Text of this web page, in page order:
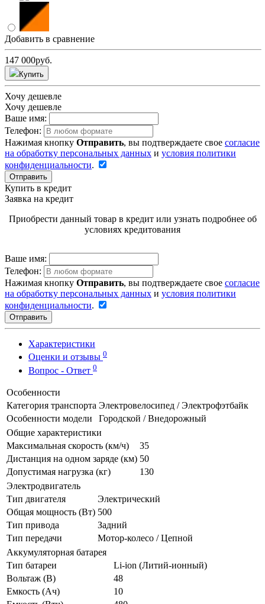
Добавить в сравнение
147 000руб.
Купить
Хочу дешевле
Хочу дешевле
Ваше имя:
Телефон:
Нажимая кнопку Отправить, вы подтверждаете свое согласие
на обработку персональных данных и условия политики
конфиденциальности.
Отправить
Купить в кредит
Заявка на кредит
Приобрести данный товар в кредит или узнать подробнее об
условиях кредитования
Ваше имя:
Телефон:
Нажимая кнопку Отправить, вы подтверждаете свое согласие
на обработку персональных данных и условия политики
конфиденциальности.
Отправить
Характеристики
Оценки и отзывы 0
Вопрос - Ответ 0
Особенности
Категория транспорта Электровелосипед / Электрофэтбайк
Особенности модели
Городской / Внедорожный
Общие характеристики
Максимальная скорость (км/ч)
35
Дистанция на одном заряде (км) 50
Допустимая нагрузка (кг)
130
Электродвигатель
Тип двигателя
Электрический
Общая мощность (Вт) 500
Тип привода
Задний
Тип передачи
Мотор-колесо / Цепной
Аккумуляторная батарея
Тип батареи
Li-ion (Литий-ионный)
Вольтаж (В)
48
Емкость (Ач)
10